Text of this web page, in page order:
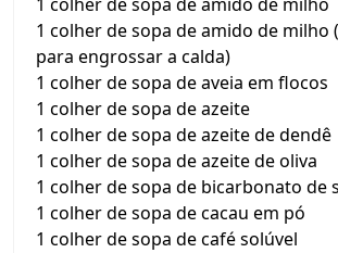
1 colher de sopa de amido de milho
para engrossar a calda)
1 colher de sopa de aveia em flocos
1 colher de sopa de azeite
1 colher de sopa de azeite de dendê
1 colher de sopa de azeite de oliva
1 colher de sopa de bicarbonato de
1 colher de sopa de cacau em pó
1 colher de sopa de café solúvel